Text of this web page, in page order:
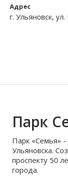
Восточно-
Архангельское
Адрес
г. Ульяновск,
Парк
Парк «Семья»
Ульяновска.
проспекту 50
города.